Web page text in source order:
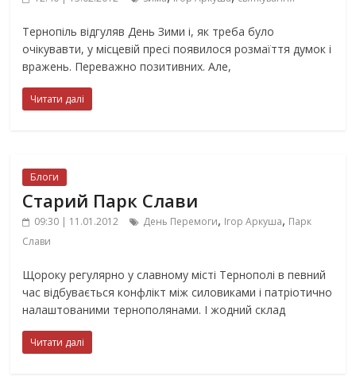
Тернопіль відгуляв День Зими і, як треба було
очікувавти, у місцевій пресі появилося розмаїття думок і
вражень. Переважно позитивних. Але,
Читати далі
Блоги
Старий Парк Слави
09:30 | 11.01.2012 День Перемоги, Ігор Аркуша, Парк
Слави
Щороку регулярно у славному місті Тернополі в певний
час відбувається конфлікт між силовиками і патріотично
налаштованими тернополянами. І жодний склад
Читати далі